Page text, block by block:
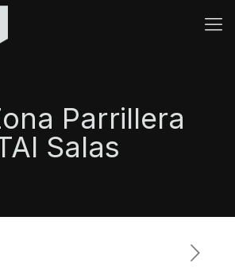
Parrillera
Salas